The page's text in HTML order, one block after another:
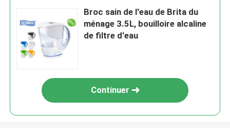
Broc sain de l'eau de Brita du
ménage 3.5L, bouilloire alcaline
de filtre d'eau
Continuer